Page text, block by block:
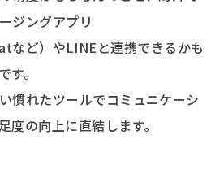
ジングアプリ
など）やLINEと連携できるかも
。
慣れたツールでコミュニケーシ
度の向上に直結します。